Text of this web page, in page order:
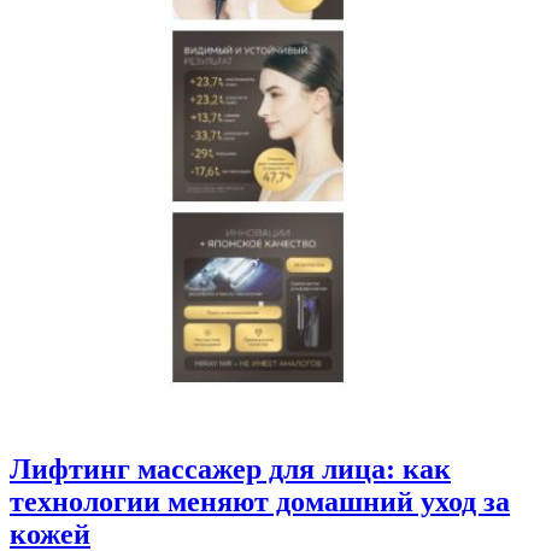
Лифтинг массажер для лица: как
технологии меняют домашний уход за
кожей